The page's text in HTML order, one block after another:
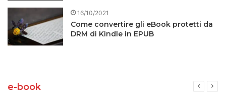
16/10/2021
Come convertire gli eBook protetti da
DRM di Kindle in EPUB
e-book